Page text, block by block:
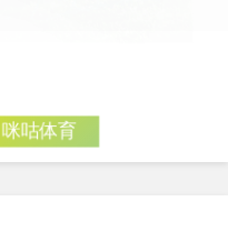
咪咕体育